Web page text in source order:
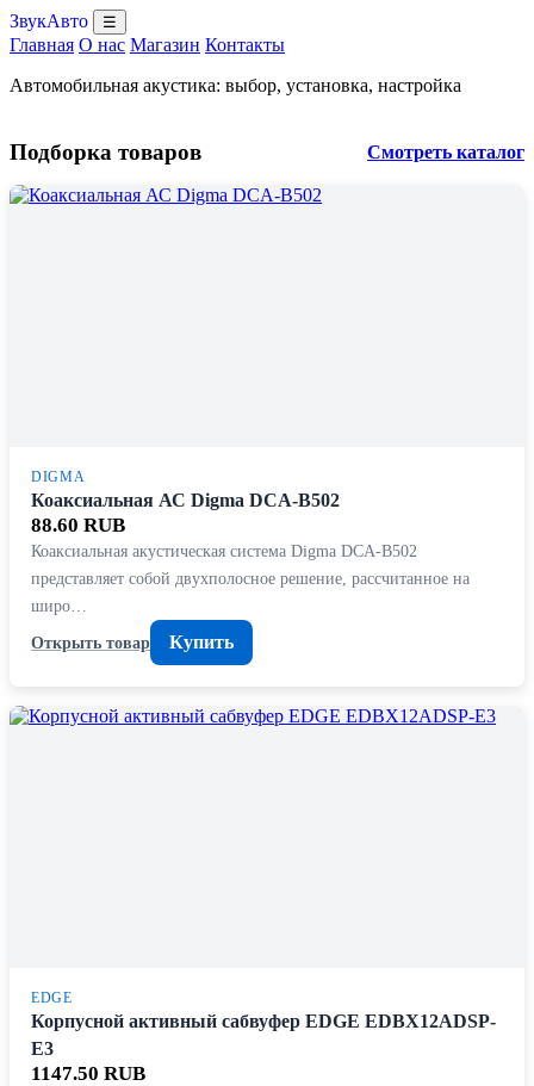
ЗвукАвто ☰
Главная О нас Магазин Контакты
Автомобильная акустика: выбор, установка, настройка
Подборка товаров Смотреть каталог
DIGMA
Коаксиальная АС Digma DCA-B502
88.60 RUB
Коаксиальная акустическая система Digma DCA-B502
представляет собой двухполосное решение, рассчитанное на
широ…
Открыть товар
Купить
EDGE
Корпусной активный сабвуфер EDGE EDBX12ADSP-
E3
1147.50 RUB